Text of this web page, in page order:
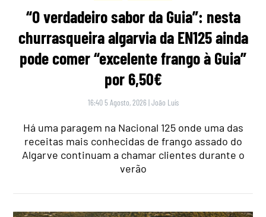
“O verdadeiro sabor da Guia”: nesta
churrasqueira algarvia da EN125 ainda
pode comer “excelente frango à Guia”
por 6,50€
16:40 5 Agosto, 2026 |João Luís
Há uma paragem na Nacional 125 onde uma das
receitas mais conhecidas de frango assado do
Algarve continuam a chamar clientes durante o
verão